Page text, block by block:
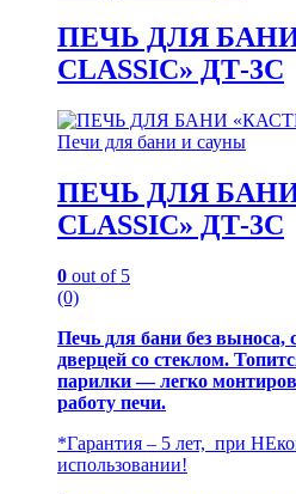
ПЕЧЬ ДЛЯ
CLASSIC» ДТ-3С
Печи для бани и сауны
ПЕЧЬ ДЛЯ
CLASSIC» ДТ-3С
0 out of 5
(0)
Печь для бани без выноса,
дверцей со стеклом.
парилки — легко
работу печи.
*Гарантия – 5 лет, при
использовании!